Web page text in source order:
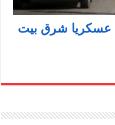
عسكريا شرق بيت